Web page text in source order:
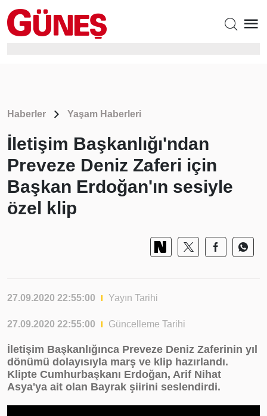
Haberler Yaşam Haberleri
İletişim Başkanlığı'ndan
Preveze Deniz Zaferi için
Başkan Erdoğan'ın sesiyle
özel klip
27.09.2020 22:55:00 Yayın Tarihi
27.09.2020 22:55:00 Güncelleme Tarihi
İletişim Başkanlığınca Preveze Deniz Zaferinin yıl
dönümü dolayısıyla marş ve klip hazırlandı.
Klipte Cumhurbaşkanı Erdoğan, Arif Nihat
Asya'ya ait olan Bayrak şiirini seslendirdi.